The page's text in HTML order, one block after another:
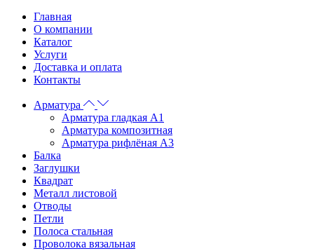
Главная
О компании
Каталог
Услуги
Доставка и оплата
Контакты
Арматура
Арматура гладкая А1
Арматура композитная
Арматура рифлёная А3
Балка
Заглушки
Квадрат
Металл листовой
Отводы
Петли
Полоса стальная
Проволока вязальная